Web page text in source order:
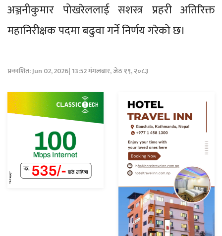
अञ्जनीकुमार पोखरेललाई सशस्त्र प्रहरी अतिरिक्त
महानिरीक्षक पदमा बढुवा गर्ने निर्णय गरेको छ।
प्रकाशित: Jun 02, 2026| 13:52 मंगलबार, जेठ १९, २०८३